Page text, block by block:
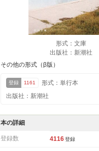
形式：文庫
出版社：新潮社
その他の形式（β版）
登録 1161
形式：単行本
出版社：新潮社
本の詳細
登録数 4116 登録